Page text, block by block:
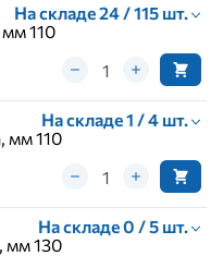
На складе 24 / 115 шт.
110
На складе 1 / 4 шт.
мм 110
На складе 0 / 5 шт.
мм 130